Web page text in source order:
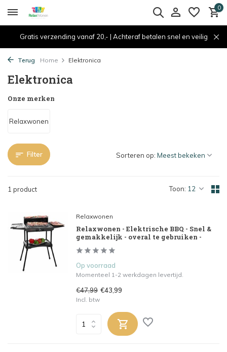
0
Gratis verzending vanaf 20,- | Achteraf betalen snel en veilig
Terug Home Elektronica
Elektronica
Onze merken
Relaxwonen
Filter
1 product Toon:
Sorteren op:
Relaxwonen
Relaxwonen - Elektrische BBQ - Snel &
gemakkelijk - overal te gebruiken -
Op voorraad
Momenteel 1-2 werkdagen levertijd.
€47,99 €43,99
Incl. btw